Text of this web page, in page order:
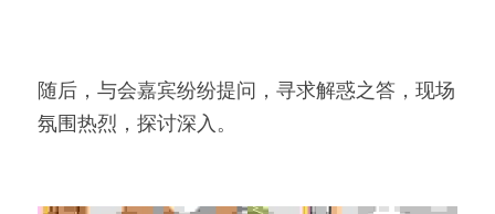
随后，与会嘉宾纷纷提问，寻求解惑之答，现场
氛围热烈，探讨深入。